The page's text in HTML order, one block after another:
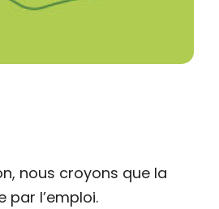
nous croyons que la
par l’emploi.